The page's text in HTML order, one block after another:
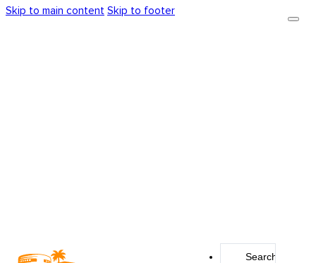
Skip to main content Skip to footer